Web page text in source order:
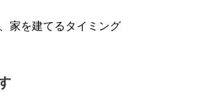
家を建てるタイミング